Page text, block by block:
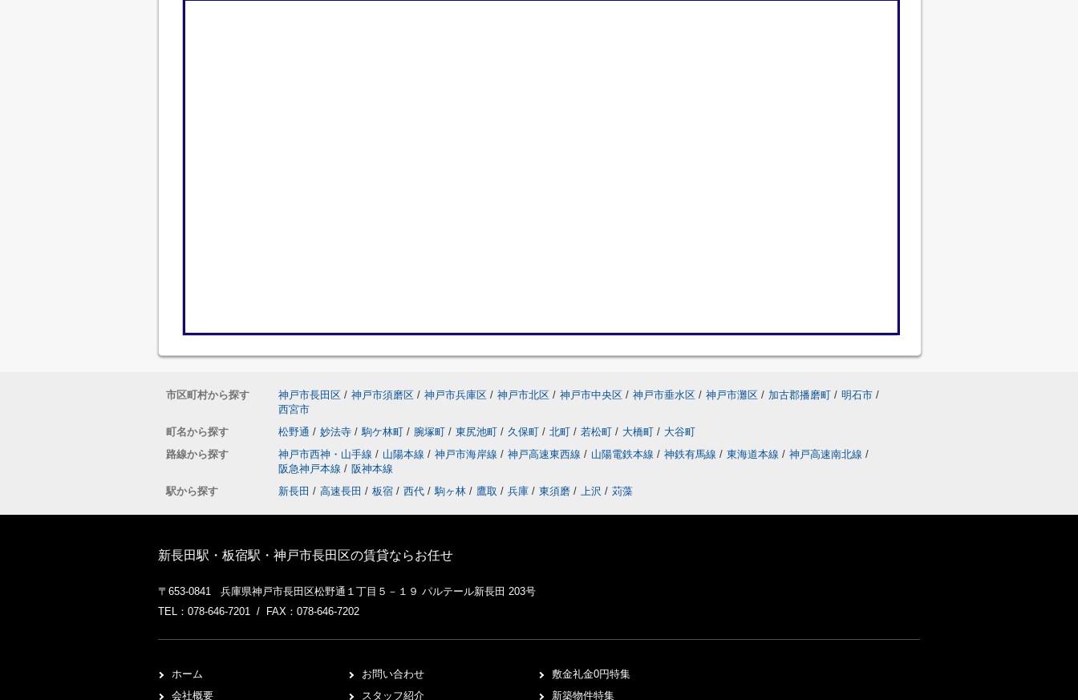
市区町村から探す 神戸市長田区 / 神戸市須磨区 / 神戸市兵庫区 / 神戸市北区 / 神戸市中央区 / 神戸市垂水区 / 神戸市灘区 / 加古郡播磨町 / 明石市 /
西宮市
町名から探す
松野通 / 妙法寺 / 駒ケ林町 / 腕塚町 / 東尻池町 / 久保町 / 北町 / 若松町 / 大橋町 / 大谷町
路線から探す
神戸市西神・山手線 / 山陽本線 / 神戸市海岸線 / 神戸高速東西線 / 山陽電鉄本線 / 神鉄有馬線 / 東海道本線 / 神戸高速南北線 /
阪急神戸本線 / 阪神本線
駅から探す
新長田 / 高速長田 / 板宿 / 西代 / 駒ヶ林 / 鷹取 / 兵庫 / 東須磨 / 上沢 / 苅藻
新長田駅・板宿駅・神戸市長田区の賃貸ならお任せ
〒653-0841 兵庫県神戸市長田区松野通１丁目５－１９ パルテール新長田 203号
TEL：078-646-7201 / FAX：078-646-7202
ホーム
会社概要
お問い合わせ
スタッフ紹介
敷金礼金0円特集
新築物件特集